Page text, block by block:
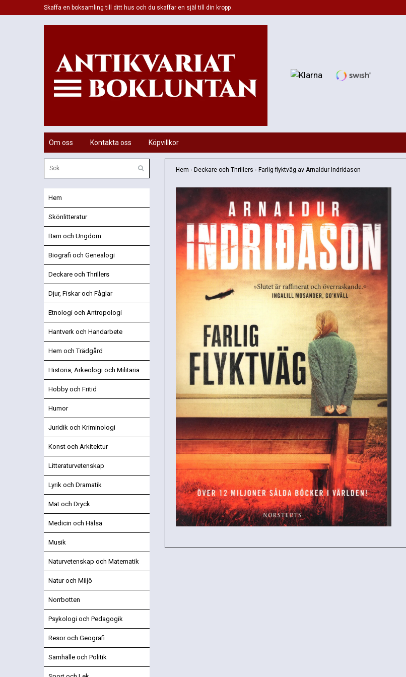
Skaffa en boksamling till ditt hus och du skaffar en själ till din kropp .
Om oss Kontakta oss Köpvillkor
Hem
Skönlitteratur
Barn och Ungdom
Biografi och Genealogi
Deckare och Thrillers
Djur, Fiskar och Fåglar
Etnologi och Antropologi
Hantverk och Handarbete
Hem och Trädgård
Historia, Arkeologi och Militaria
Hobby och Fritid
Humor
Juridik och Kriminologi
Konst och Arkitektur
Litteraturvetenskap
Lyrik och Dramatik
Mat och Dryck
Medicin och Hälsa
Musik
Naturvetenskap och Matematik
Natur och Miljö
Norrbotten
Psykologi och Pedagogik
Resor och Geografi
Samhälle och Politik
Hem › Deckare och Thrillers › Farlig flyktväg av Arnaldur Indridason